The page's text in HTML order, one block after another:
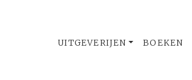
UITGEVERIJEN BOEKEN